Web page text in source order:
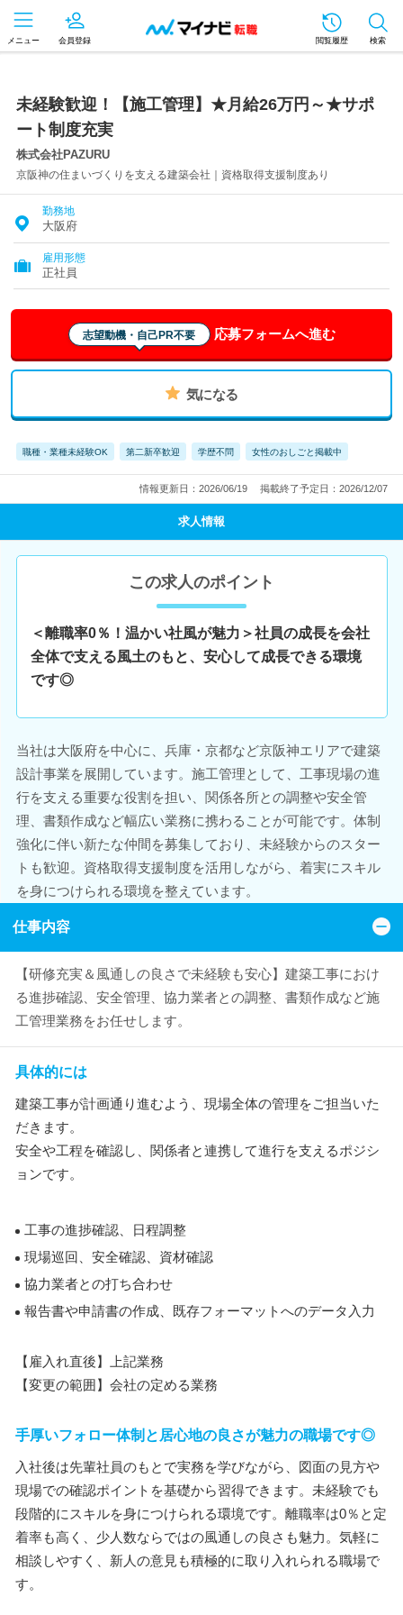
メニュー 会員登録 閲覧履歴 検索
未経験歓迎！【施工管理】★月給26万円～★サポ
ート制度充実
株式会社PAZURU
京阪神の住まいづくりを支える建築会社｜資格取得支援制度あり
勤務地
大阪府
雇用形態
正社員
志望動機・自己PR不要 応募フォームへ進む
気になる
職種・業種未経験OK 第二新卒歓迎 学歴不問 女性のおしごと掲載中
情報更新日：2026/06/19 掲載終了予定日：2026/12/07
求人情報
この求人のポイント
＜離職率0％！温かい社風が魅力＞社員の成長を会社
全体で支える風土のもと、安心して成長できる環境
です◎
当社は大阪府を中心に、兵庫・京都など京阪神エリアで建築
設計事業を展開しています。施工管理として、工事現場の進
行を支える重要な役割を担い、関係各所との調整や安全管
理、書類作成など幅広い業務に携わることが可能です。体制
強化に伴い新たな仲間を募集しており、未経験からのスター
トも歓迎。資格取得支援制度を活用しながら、着実にスキル
を身につけられる環境を整えています。
仕事内容
【研修充実＆風通しの良さで未経験も安心】建築工事におけ
る進捗確認、安全管理、協力業者との調整、書類作成など施
工管理業務をお任せします。
具体的には
建築工事が計画通り進むよう、現場全体の管理をご担当いた
だきます。
安全や工程を確認し、関係者と連携して進行を支えるポジシ
ョンです。
工事の進捗確認、日程調整
現場巡回、安全確認、資材確認
協力業者との打ち合わせ
報告書や申請書の作成、既存フォーマットへのデータ入力
【雇入れ直後】上記業務
【変更の範囲】会社の定める業務
手厚いフォロー体制と居心地の良さが魅力の職場です◎
入社後は先輩社員のもとで実務を学びながら、図面の見方や
現場での確認ポイントを基礎から習得できます。未経験でも
段階的にスキルを身につけられる環境です。離職率は0％と定
着率も高く、少人数ならではの風通しの良さも魅力。気軽に
相談しやすく、新人の意見も積極的に取り入れられる職場で
す。